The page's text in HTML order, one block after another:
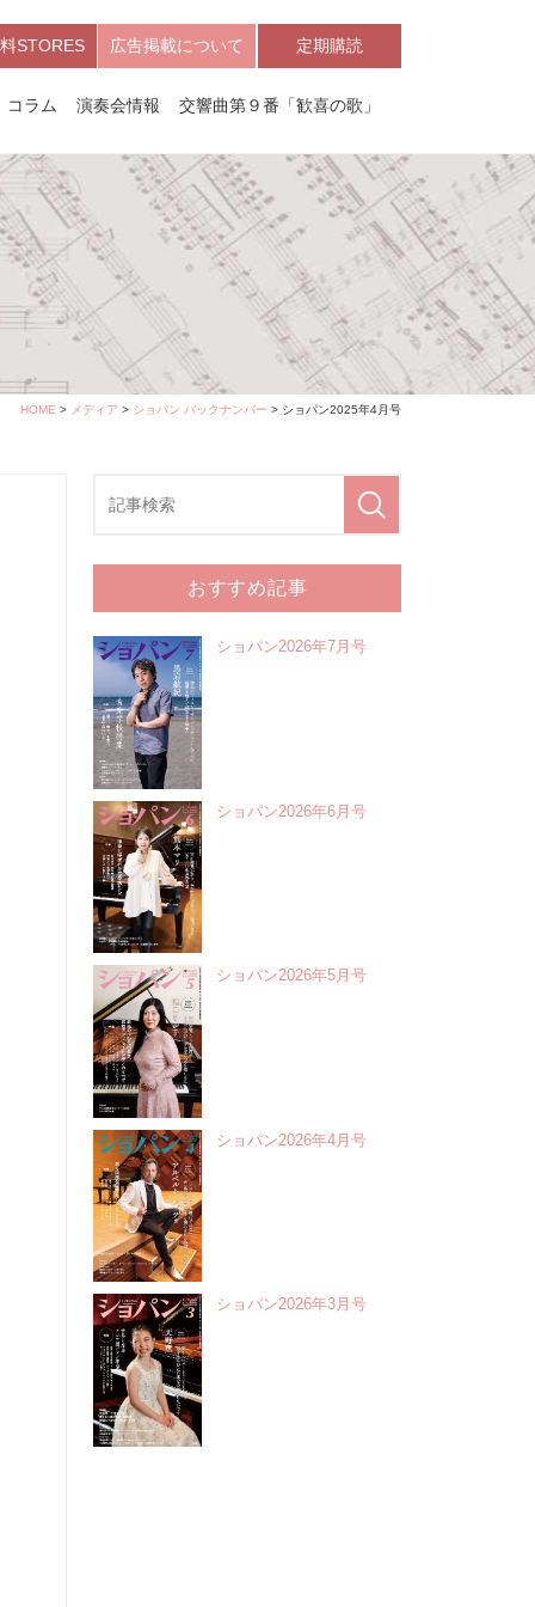
STORES 広告掲載について 定期購読
コラム 演奏会情報 交響曲第９番「歓喜の歌」
HOME > メディア > ショパン バックナンバー > ショパン2025年4月号
おすすめ記事
ショパン2026年7月号
ショパン2026年6月号
ショパン2026年5月号
ショパン2026年4月号
ショパン2026年3月号